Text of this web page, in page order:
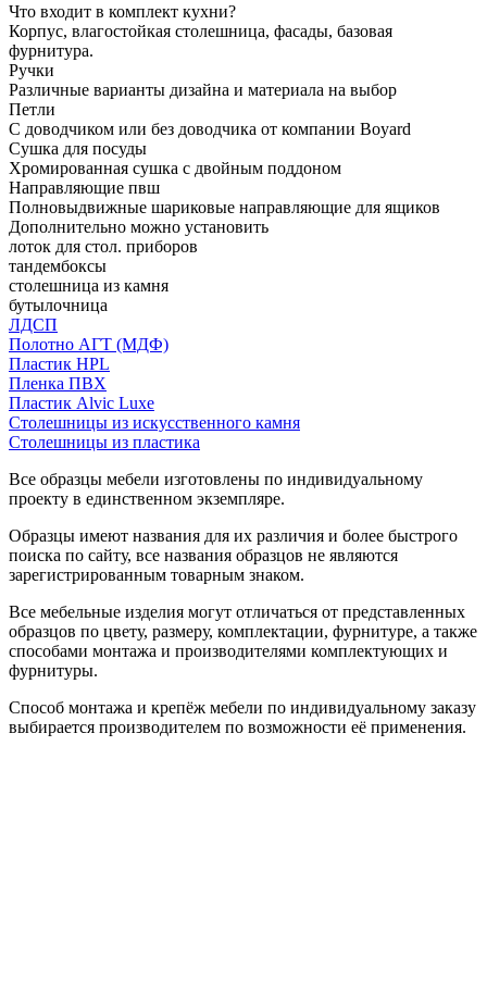
Что входит в комплект кухни?
Корпус, влагостойкая столешница, фасады, базовая
фурнитура.
Ручки
Различные варианты дизайна и материала на выбор
Петли
С доводчиком или без доводчика от компании Boyard
Сушка для посуды
Хромированная сушка с двойным поддоном
Направляющие пвш
Полновыдвижные шариковые направляющие для ящиков
Дополнительно можно установить
лоток для стол. приборов
тандембоксы
столешница из камня
бутылочница
ЛДСП
Полотно АГТ (МДФ)
Пластик HPL
Пленка ПВХ
Пластик Alvic Luxe
Столешницы из искусственного камня
Столешницы из пластика
Все образцы мебели изготовлены по индивидуальному
проекту в единственном экземпляре.
Образцы имеют названия для их различия и более быстрого
поиска по сайту, все названия образцов не являются
зарегистрированным товарным знаком.
Все мебельные изделия могут отличаться от представленных
образцов по цвету, размеру, комплектации, фурнитуре, а также
способами монтажа и производителями комплектующих и
фурнитуры.
Способ монтажа и крепёж мебели по индивидуальному заказу
выбирается производителем по возможности её применения.